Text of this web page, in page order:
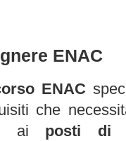
ENAC
ENAC
che
ai posti di